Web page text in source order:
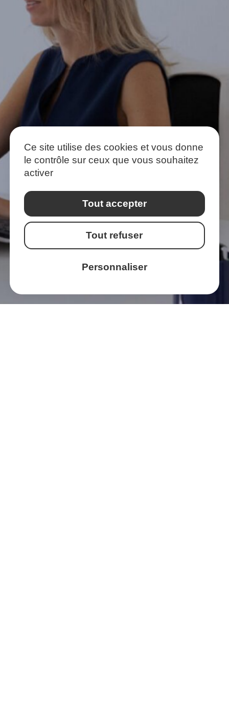
Vous souhaitez nous
votreRECRUTEMENT ?
NOUS CONTACTER
Ce site utilise des cookies et vous donne
le contrôle sur ceux que vous souhaitez
activer
Tout accepter
Tout refuser
Personnaliser